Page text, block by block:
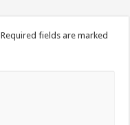
Required fields are marked